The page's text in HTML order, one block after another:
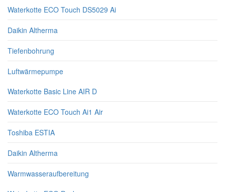
Waterkotte ECO Touch DS5029 Ai
Daikin Altherma
Tiefenbohrung
Luftwärmepumpe
Waterkotte Basic Line AIR D
Waterkotte ECO Touch Ai1 Air
Toshiba ESTIA
Daikin Altherma
Warmwasseraufbereitung